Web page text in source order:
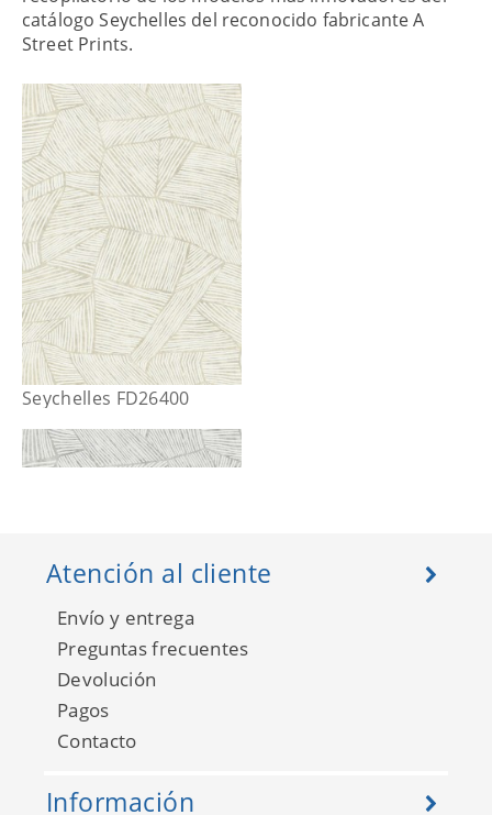
catálogo Seychelles del reconocido fabricante A
Street Prints.
Seychelles FD26400
Seychelles FD26402
Atención al cliente
Envío y entrega
Preguntas frecuentes
Devolución
Pagos
Contacto
Información